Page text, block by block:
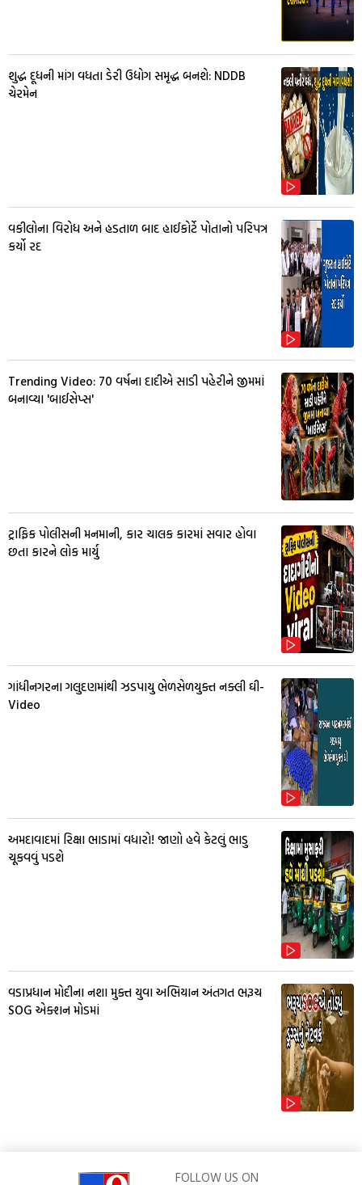
શુદ્ધ દૂધની માંગ વધતા ડેરી ઉદ્યોગ સમૃદ્ધ બનશે: NDDB
ચેરમેન
વકીલોના વિરોધ અને હડતાળ બાદ હાઈકોર્ટે પોતાનો પરિપત્ર
કર્યો રદ
Trending Video: 70 વર્ષના દાદીએ સાડી પહેરીને જીમમાં
બનાવ્યા 'બાઈસેપ્સ'
ટ્રાફિક પોલીસની મનમાની, કાર ચાલક કારમાં સવાર હોવા
છતા કારને લોક માર્યુ
ગાંધીનગરના ગલુદણમાંથી ઝડપાયુ ભેળસેળયુક્ત નક્લી ઘી-
Video
અમદાવાદમાં રિક્ષા ભાડામાં વધારો! જાણો હવે કેટલું ભાડુ
ચૂકવવું પડશે
વડાપ્રધાન મોદીના નશા મુક્ત યુવા અભિયાન અંતગત ભરૂચ
SOG એક્શન મોડમાં
FOLLOW US ON